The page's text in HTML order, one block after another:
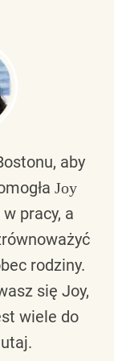
aby
Joy
pracy, a
rodziny.
się Joy,
wiele do